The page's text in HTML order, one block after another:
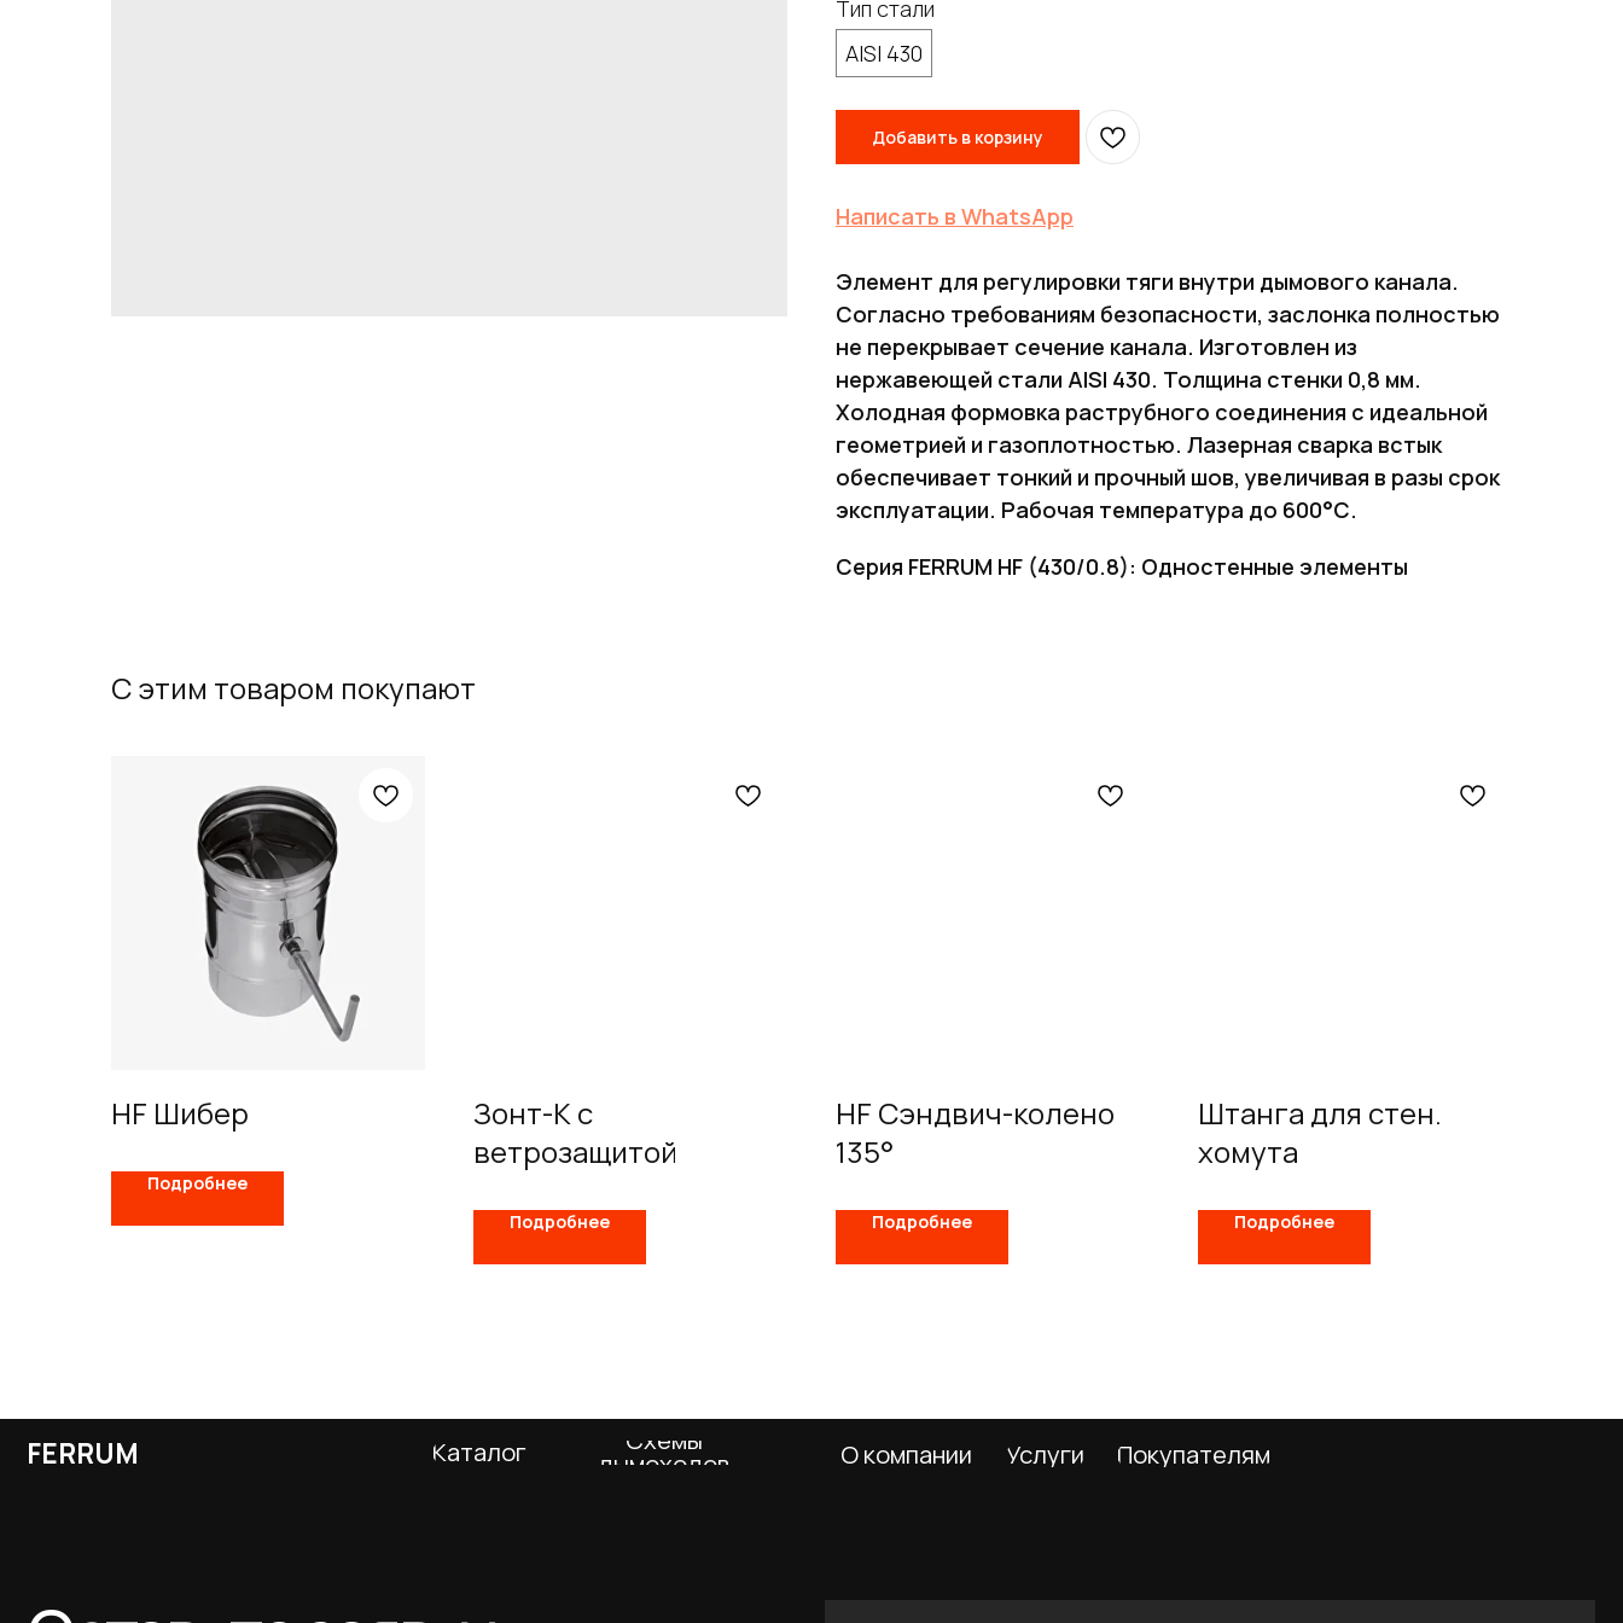
Тип стали
AISI 430
Добавить в корзину
Написать в WhatsApp
Элемент для регулировки тяги внутри дымового канала.
Согласно требованиям безопасности, заслонка полностью
не перекрывает сечение канала. Изготовлен из
нержавеющей стали AISI 430. Толщина стенки 0,8 мм.
Холодная формовка раструбного соединения с идеальной
геометрией и газоплотностью. Лазерная сварка встык
обеспечивает тонкий и прочный шов, увеличивая в разы срок
эксплуатации. Рабочая температура до 600°С.
Серия FERRUM HF (430/0.8): Одностенные элементы
С этим товаром покупают
HF Шибер
Подробнее
Зонт-К с
ветрозащитой
Подробнее
HF Сэндвич-колено
135°
Подробнее
Штанга для стен.
хомута
Подробнее
Оставьте заявку
и получите
Услуги
Схемы